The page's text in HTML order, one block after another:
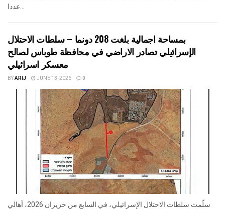
بمساحة اجمالية بلغت 208 دونما – سلطات الاحتلال
الإسرائيلي تصادر الاراضي في محافظة طوباس لصالح
معسكر اسرائيلي
BYARIJ JUNE 13, 2026 0
سلّمت سلطات الاحتلال الإسرائيلي، في السابع من حزيران 2026، أهالي